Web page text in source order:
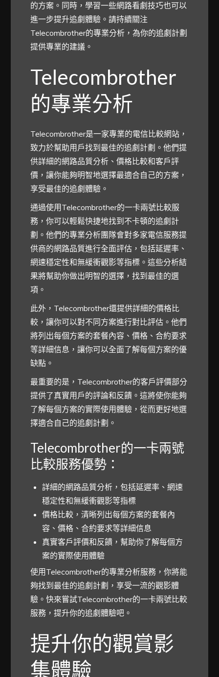
的方案。同時，學習一些網路看劇技巧也可以
進一步提升追劇體驗。請持續關注
Telecombrother的專業分析，為你的追劇計劃
提供專業的建議。
Telecombrother
的專業分析
Telecombrother是一家專業的電信比較網站，
致力於幫助用戶找到最佳的追劇計劃。他們提
供詳細的網路品質分析、價格比較和客戶評
價，讓你能夠明智地選擇最適合自己的方案，
享受最佳的追劇體驗。
通過使用Telecombrother的一卡兩號比較服
務，你可以輕鬆快捷地找到不卡頓的追劇計
劃。他們的專業分析團隊會對多家電信服務提
供商的網路品質進行全面評估，包括延遲率、
網速穩定性和無緩衝觀影等指標。這些分析結
果將幫助你做出明智的選擇，找到最佳的選
項。
此外，Telecombrother還提供詳細的價格比
較，讓你可以對不同方案進行對比評估。他們
將列出每個方案的套餐內容、價格、合約要求
等詳細信息，讓你可以全面了解每個方案的優
缺點。
最重要的是，Telecombrother的客戶評價部分
提供了真實用戶的評論和反饋。這將使你能夠
了解每個方案的實際使用體驗，從而更好地選
擇適合自己的追劇計劃。
Telecombrother的一卡兩號
比較服務優勢：
詳細的網路品質分析，包括延遲率、網速
穩定性和無緩衝觀影等指標
價格比較，清晰列出每個方案的套餐內
容、價格、合約要求等詳細信息
真實客戶評價和反饋，幫助你了解每個方
案的實際使用體驗
使用Telecombrother的專業分析服務，你將能
夠找到最佳的追劇計劃，享受一流的觀影體
驗。快來嘗試Telecombrother的一卡兩號比較
服務，提升你的追劇體驗吧。
提升你的觀賞影
集體驗